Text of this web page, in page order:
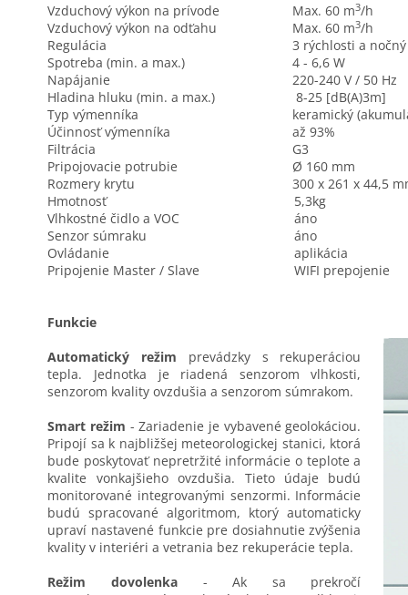
Vzduchový výkon na prívode
Max. 60 m3/h
Vzduchový výkon na odťahu
Max. 60 m3/h
Regulácia
3 rýchlosti a
Spotreba (min. a max.)
4 - 6,6 W
Napájanie
220-240 V / 50 Hz
Hladina hluku (min. a max.)
8-25 [dB(A)3m]
Typ výmenníka
keramický
Účinnosť výmenníka
až 93%
Filtrácia
G3
Pripojovacie potrubie
Ø 160 mm
Rozmery krytu
300 x 261 x 44,5
Hmotnosť
5,3kg
Vlhkostné čidlo a VOC
áno
Senzor súmraku
áno
Ovládanie
aplikácia
Pripojenie Master / Slave
WIFI prepojenie
Funkcie
Automatický režim prevádzky s rekuperáciou
tepla. Jednotka je riadená senzorom vlhkosti,
senzorom kvality ovzdušia a senzorom súmrakom.
Smart režim - Zariadenie je vybavené geolokáciou.
Pripojí sa k najbližšej meteorologickej stanici, ktorá
bude poskytovať nepretržité informácie o teplote a
kvalite vonkajšieho ovzdušia. Tieto údaje budú
monitorované integrovanými senzormi. Informácie
budú spracované algoritmom, ktorý automaticky
upraví nastavené funkcie pre dosiahnutie zvýšenia
kvality v interiéri a vetrania bez rekuperácie tepla.
Režim dovolenka - Ak sa prekročí